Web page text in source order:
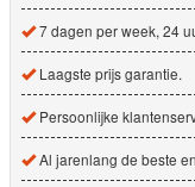
7 dagen per week, 24
Laagste prijs garantie.
Persoonlijke
Al jarenlang de beste